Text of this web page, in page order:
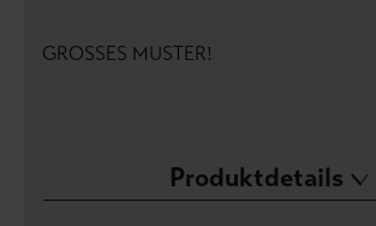
GROSSES MUSTER!
Produktdetails